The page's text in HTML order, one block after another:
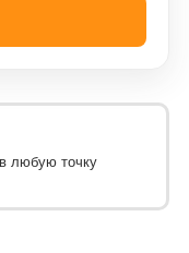
любую точку